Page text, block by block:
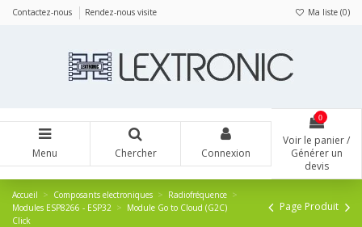
Contactez-nous Rendez-nous visite Ma liste (0)
Menu Chercher Connexion
0
Voir le panier /
Générer un
devis
Accueil Composants electroniques
Radiofréquence
Modules ESP8266 - ESP32
Module Go to Cloud (G2C)
Click
Page Produit
Panneau de gestion des cookies